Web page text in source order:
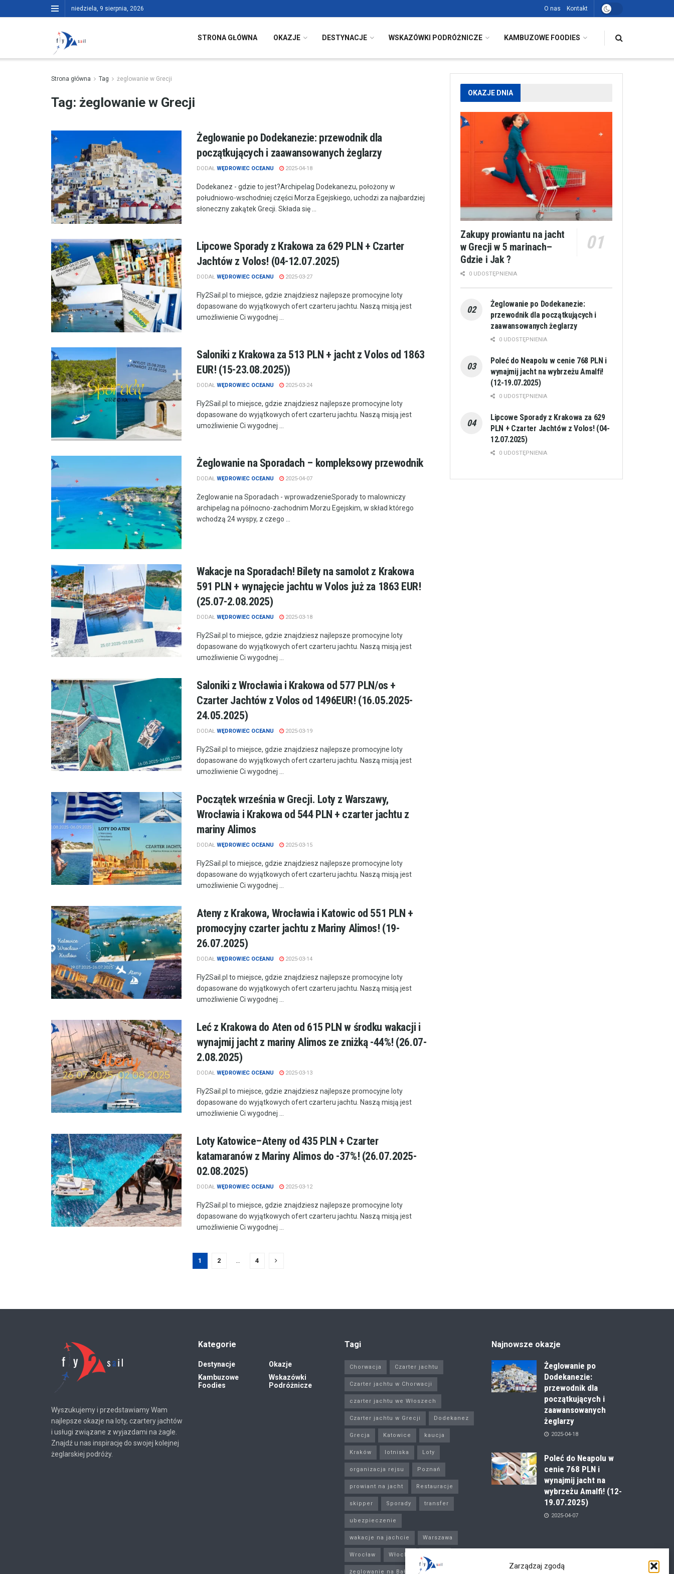
Zarządzaj zgodą
niedziela, 9 sierpnia, 2026 O nas Kontakt
STRONA GŁÓWNA OKAZJE DESTYNACJE WSKAZÓWKI PODRÓŻNICZE KAMBUZOWE FOODIES
Strona główna Tag żeglowanie w Grecji
Tag: żeglowanie w Grecji
Żeglowanie po Dodekanezie: przewodnik dla
początkujących i zaawansowanych żeglarzy
DODAŁ WĘDROWIEC OCEANU 2025-04-18
Dodekanez - gdzie to jest?Archipelag Dodekanezu, położony w
południowo-wschodniej części Morza Egejskiego, uchodzi za najbardziej
słoneczny zakątek Grecji​. Składa się ...
Lipcowe Sporady z Krakowa za 629 PLN + Czarter
Jachtów z Volos! (04-12.07.2025)
DODAŁ WĘDROWIEC OCEANU 2025-03-27
Fly2Sail.pl to miejsce, gdzie znajdziesz najlepsze promocyjne loty
dopasowane do wyjątkowych ofert czarteru jachtu. Naszą misją jest
umożliwienie Ci wygodnej ...
Saloniki z Krakowa za 513 PLN + jacht z Volos od 1863
EUR! (15-23.08.2025))
DODAŁ WĘDROWIEC OCEANU 2025-03-24
Fly2Sail.pl to miejsce, gdzie znajdziesz najlepsze promocyjne loty
dopasowane do wyjątkowych ofert czarteru jachtu. Naszą misją jest
umożliwienie Ci wygodnej ...
Żeglowanie na Sporadach – kompleksowy przewodnik
DODAŁ WĘDROWIEC OCEANU 2025-04-07
Żeglowanie na Sporadach - wprowadzenieSporady to malowniczy
archipelag na północno-zachodnim Morzu Egejskim, w skład którego
wchodzą 24 wyspy, z czego ...
Wakacje na Sporadach! Bilety na samolot z Krakowa
591 PLN + wynajęcie jachtu w Volos już za 1863 EUR!
(25.07-2.08.2025)
DODAŁ WĘDROWIEC OCEANU 2025-03-18
Fly2Sail.pl to miejsce, gdzie znajdziesz najlepsze promocyjne loty
dopasowane do wyjątkowych ofert czarteru jachtu. Naszą misją jest
umożliwienie Ci wygodnej ...
Saloniki z Wrocławia i Krakowa od 577 PLN/os +
Czarter Jachtów z Volos od 1496EUR! (16.05.2025-
24.05.2025)
DODAŁ WĘDROWIEC OCEANU 2025-03-19
Fly2Sail.pl to miejsce, gdzie znajdziesz najlepsze promocyjne loty
dopasowane do wyjątkowych ofert czarteru jachtu. Naszą misją jest
umożliwienie Ci wygodnej ...
Początek września w Grecji. Loty z Warszawy,
Wrocławia i Krakowa od 544 PLN + czarter jachtu z
mariny Alimos
DODAŁ WĘDROWIEC OCEANU 2025-03-15
Fly2Sail.pl to miejsce, gdzie znajdziesz najlepsze promocyjne loty
dopasowane do wyjątkowych ofert czarteru jachtu. Naszą misją jest
umożliwienie Ci wygodnej ...
Ateny z Krakowa, Wrocławia i Katowic od 551 PLN +
promocyjny czarter jachtu z Mariny Alimos! (19-
26.07.2025)
DODAŁ WĘDROWIEC OCEANU 2025-03-14
Fly2Sail.pl to miejsce, gdzie znajdziesz najlepsze promocyjne loty
dopasowane do wyjątkowych ofert czarteru jachtu. Naszą misją jest
umożliwienie Ci wygodnej ...
Leć z Krakowa do Aten od 615 PLN w środku wakacji i
wynajmij jacht z mariny Alimos ze zniżką -44%! (26.07-
2.08.2025)
DODAŁ WĘDROWIEC OCEANU 2025-03-13
Fly2Sail.pl to miejsce, gdzie znajdziesz najlepsze promocyjne loty
dopasowane do wyjątkowych ofert czarteru jachtu. Naszą misją jest
umożliwienie Ci wygodnej ...
Loty Katowice–Ateny od 435 PLN + Czarter
katamaranów z Mariny Alimos do -37%! (26.07.2025-
02.08.2025)
DODAŁ WĘDROWIEC OCEANU 2025-03-12
Fly2Sail.pl to miejsce, gdzie znajdziesz najlepsze promocyjne loty
dopasowane do wyjątkowych ofert czarteru jachtu. Naszą misją jest
umożliwienie Ci wygodnej ...
1 2 4
OKAZJE DNIA
Zakupy prowiantu na jacht
w Grecji w 5 marinach–
Gdzie i Jak ?
0 UDOSTĘPNIENIA
Żeglowanie po Dodekanezie:
przewodnik dla początkujących i
zaawansowanych żeglarzy
0 UDOSTĘPNIENIA
Poleć do Neapolu w cenie 768 PLN i
wynajmij jacht na wybrzeżu Amalfi!
(12-19.07.2025)
0 UDOSTĘPNIENIA
Lipcowe Sporady z Krakowa za 629
PLN + Czarter Jachtów z Volos! (04-
12.07.2025)
0 UDOSTĘPNIENIA
Wyszukujemy i przedstawiamy Wam
najlepsze okazje na loty, czartery jachtów
i usługi związane z wyjazdami na żagle.
Znajdź u nas inspirację do swojej kolejnej
żeglarskiej podróży.
Kategorie
Destynacje
Kambuzowe
Foodies
Okazje
Wskazówki
Podróżnicze
Tagi
Chorwacja Czarter jachtu
Czarter jachtu w Chorwacji
czarter jachtu we Włoszech
Czarter jachtu w Grecji Dodekanez
Grecja Katowice kaucja
Kraków lotniska Loty
organizacja rejsu Poznań
prowiant na jacht Restauracje
skipper Sporady transfer
ubezpieczenie
wakacje na jachcie Warszawa
Wrocław Włochy
żeglowanie na Bałtyku
Najnowsze okazje
Żeglowanie po
Dodekanezie:
przewodnik dla
początkujących i
zaawansowanych
żeglarzy
2025-04-18
Poleć do Neapolu w
cenie 768 PLN i
wynajmij jacht na
wybrzeżu Amalfi! (12-
19.07.2025)
2025-04-07